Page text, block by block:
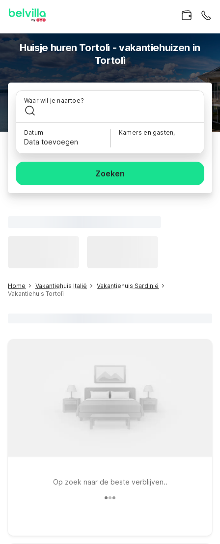
Huisje huren Tortolì - vakantiehuizen in
Tortolì
Waar wil je naartoe?
Datum
Data toevoegen
Kamers en gasten,
Zoeken
Home Vakantiehuis Italië
Vakantiehuis Sardinië
Vakantiehuis Tortolì
Op zoek naar de beste verblijven..